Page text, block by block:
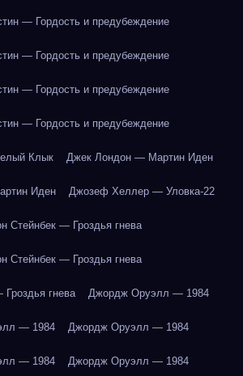
— Гордость и предубеждение
— Гордость и предубеждение
— Гордость и предубеждение
— Гордость и предубеждение
Клык Джек Лондон — Мартин Иден
Иден Джозеф Хеллер — Уловка-22
Стейнбек — Гроздья гнева
Стейнбек — Гроздья гнева
гнева Джордж Оруэлл — 1984
— 1984 Джордж Оруэлл — 1984
— 1984 Джордж Оруэлл — 1984